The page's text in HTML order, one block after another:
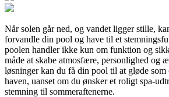
Når solen går ned, og vandet ligger stille,
forvandle din pool og have til et
poolen handler ikke kun om funktion og
måde at skabe atmosfære, personlighed og
løsninger kan du få din pool til at gløde
haven, uanset om du ønsker et roligt spa-
stemning til sommeraftenerne.